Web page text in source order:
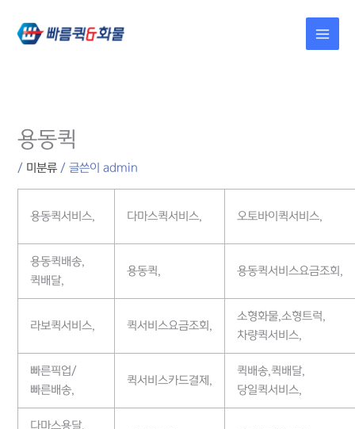
건너뛰기
용동퀵
/ 미분류 / 글쓴이admin
용동퀵서비스, 다마스퀵서비스, 오토바이퀵서비스,
용동퀵배송,
퀵배달,
용동퀵, 용동퀵서비스요금조회,
라보퀵서비스, 퀵서비스요금조회,
소형화물,소형트럭,
차량퀵서비스,
빠른픽업/
빠른배송,
퀵서비스카드결제,
퀵배송,퀵배달,
당일퀵서비스,
다마스용달,